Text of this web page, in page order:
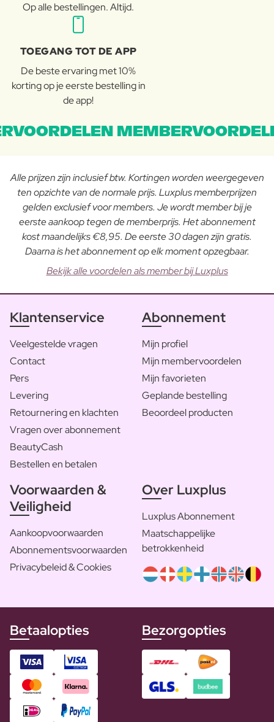
Op alle bestellingen. Altijd.
TOEGANG TOT DE APP
De beste ervaring met 10%
korting op je eerste bestelling in
de app!
Alle prijzen zijn inclusief btw. Kortingen worden weergegeven
ten opzichte van de normale prijs. Luxplus memberprijzen
gelden exclusief voor members. Je wordt member bij je
eerste aankoop tegen de memberprijs. Het abonnement
kost maandelijks €8,95. De eerste 30 dagen zijn gratis.
Daarna is het abonnement op elk moment opzegbaar.
Bekijk alle voordelen als member bij Luxplus
Klantenservice
Veelgestelde vragen
Contact
Pers
Levering
Retournering en klachten
Vragen over abonnement
BeautyCash
Bestellen en betalen
Abonnement
Mijn profiel
Mijn membervoordelen
Mijn favorieten
Geplande bestelling
Beoordeel producten
Voorwaarden &
Veiligheid
Aankoopvoorwaarden
Abonnementsvoorwaarden
Privacybeleid & Cookies
Over Luxplus
Luxplus Abonnement
Maatschappelijke
betrokkenheid
Betaalopties Bezorgopties